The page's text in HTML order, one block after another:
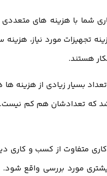
شما با هزینه های متعددی
تجهیزات مورد نیاز،
هستند.
تعداد بسیار زیادی از
که تعدادشان هم کم نیست.
متفاوت از کسب و کاری
مورد بررسی واقع